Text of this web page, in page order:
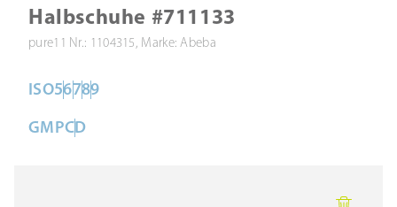
Halbschuhe #711133
pure11 Nr.: 1104315, Marke: Abeba
ISO56789
GMPCD